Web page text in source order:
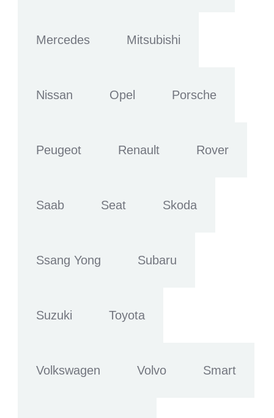
Mercedes Mitsubishi
Nissan Opel Porsche
Peugeot Renault Rover
Saab Seat Skoda
Ssang Yong Subaru
Suzuki Toyota
Volkswagen Volvo Smart